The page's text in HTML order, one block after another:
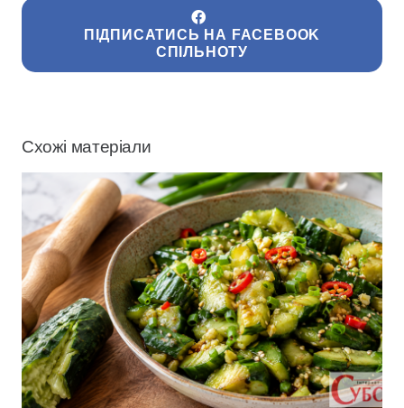
ПІДПИСАТИСЬ НА FACEBOOK
СПІЛЬНОТУ
Схожі матеріали